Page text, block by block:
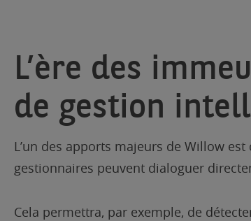
L’ère des
de gestion
L’un des apports majeurs de Willow
gestionnaires peuvent dialoguer
Cela permettra, par exemple, de